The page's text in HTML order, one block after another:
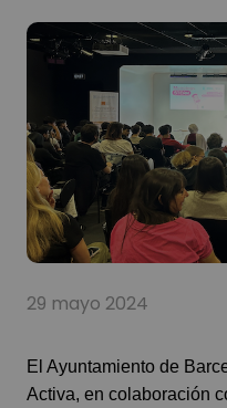
29 mayo 2024
El Ayuntamiento de
Activa, en colaboración